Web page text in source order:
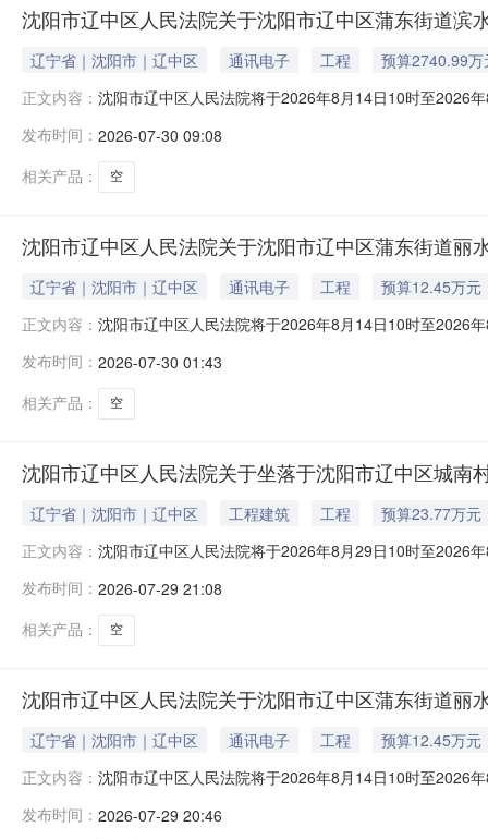
沈阳市辽中区人民法院关于沈阳市辽中区蒲东街道滨
辽宁省｜沈阳市｜辽中区 通讯电子 工程
预算2740.99万
正文内容： 沈阳市辽中区人民法院将于2026年8月14日10时至2026
为能力的公民、法人和其他组织均可参加竞买。如参与
料（随带
发布时间： 2026-07-30 09:08
相关产品：
空
沈阳市辽中区人民法院关于沈阳市辽中区蒲东街道丽
辽宁省｜沈阳市｜辽中区 通讯电子 工程
预算12.45万元
正文内容： 沈阳市辽中区人民法院将于2026年8月14日10时至2026
和其他组织均可参加竞买。如参与竞买人未开设京东账
发布时间： 2026-07-30 01:43
相关产品：
空
沈阳市辽中区人民法院关于坐落于沈阳市辽中区城南
辽宁省｜沈阳市｜辽中区 工程建筑 工程
预算23.77万元
正文内容： 沈阳市辽中区人民法院将于2026年8月29日10时至2026
凡具备完全民事行为能力的公民、法人和其他组织均可
发布时间： 2026-07-29 21:08
相关产品：
空
沈阳市辽中区人民法院关于沈阳市辽中区蒲东街道丽
辽宁省｜沈阳市｜辽中区 通讯电子 工程
预算12.45万元
正文内容： 沈阳市辽中区人民法院将于2026年8月14日10时至2026
和其他组织均可参加竞买。如参与竞买人未开设京东账
发布时间： 2026-07-29 20:46